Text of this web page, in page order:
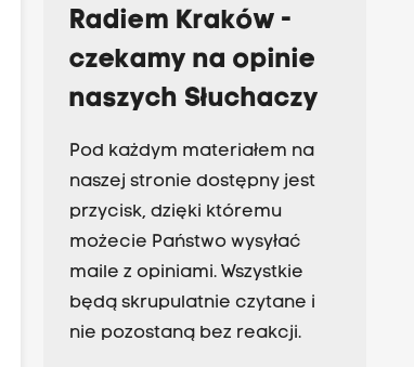
Radiem Kraków -
czekamy na opinie
naszych Słuchaczy
Pod każdym materiałem na
naszej stronie dostępny jest
przycisk, dzięki któremu
możecie Państwo wysyłać
maile z opiniami. Wszystkie
będą skrupulatnie czytane i
nie pozostaną bez reakcji.